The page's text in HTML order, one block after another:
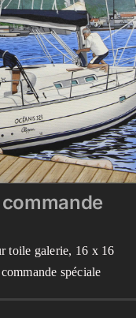
commande
en détail Peintures terminées
toile galerie, 16 x 16
spéciale